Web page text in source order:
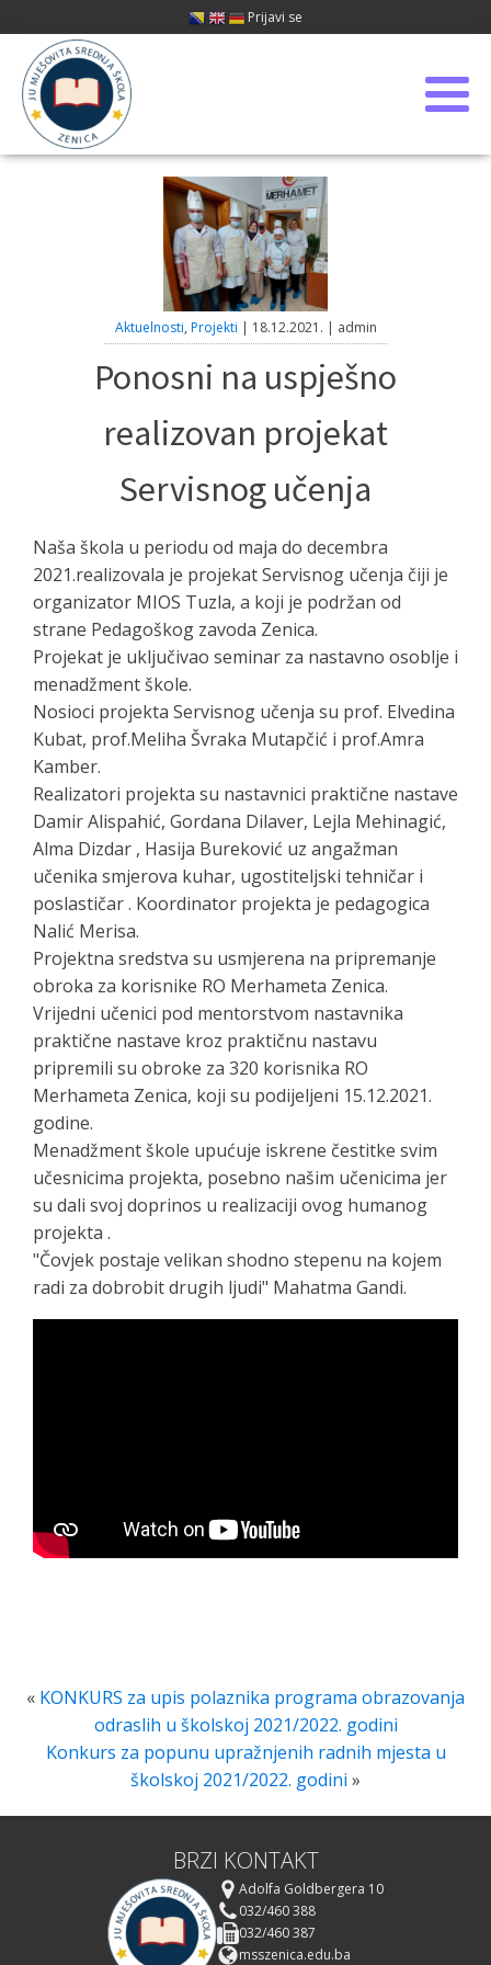
Prijavi se
Aktuelnosti, Projekti | 18.12.2021. | admin
Ponosni na uspješno
realizovan projekat
Servisnog učenja
Naša škola u periodu od maja do decembra
2021.realizovala je projekat Servisnog učenja čiji je
organizator MIOS Tuzla, a koji je podržan od
strane Pedagoškog zavoda Zenica.
Projekat je uključivao seminar za nastavno osoblje i
menadžment škole.
Nosioci projekta Servisnog učenja su prof. Elvedina
Kubat, prof.Meliha Švraka Mutapčić i prof.Amra
Kamber.
Realizatori projekta su nastavnici praktične nastave
Damir Alispahić, Gordana Dilaver, Lejla Mehinagić,
Alma Dizdar , Hasija Bureković uz angažman
učenika smjerova kuhar, ugostiteljski tehničar i
poslastičar . Koordinator projekta je pedagogica
Nalić Merisa.
Projektna sredstva su usmjerena na pripremanje
obroka za korisnike RO Merhameta Zenica.
Vrijedni učenici pod mentorstvom nastavnika
praktične nastave kroz praktičnu nastavu
pripremili su obroke za 320 korisnika RO
Merhameta Zenica, koji su podijeljeni 15.12.2021.
godine.
Menadžment škole upućuje iskrene čestitke svim
učesnicima projekta, posebno našim učenicima jer
su dali svoj doprinos u realizaciji ovog humanog
projekta .
"Čovjek postaje velikan shodno stepenu na kojem
radi za dobrobit drugih ljudi" Mahatma Gandi.
« KONKURS za upis polaznika programa obrazovanja
odraslih u školskoj 2021/2022. godini
Konkurs za popunu upražnjenih radnih mjesta u
školskoj 2021/2022. godini »
BRZI KONTAKT
Adolfa Goldbergera 10
032/460 388
032/460 387
msszenica.edu.ba